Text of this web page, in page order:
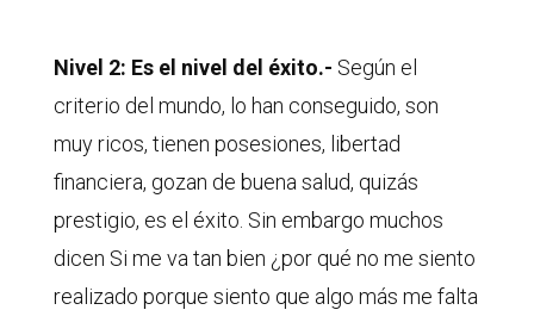
Nivel 2: Es el nivel del éxito.- Según el
criterio del mundo, lo han conseguido, son
muy ricos, tienen posesiones, libertad
financiera, gozan de buena salud, quizás
prestigio, es el éxito. Sin embargo muchos
dicen Si me va tan bien ¿por qué no me siento
realizado porque siento que algo más me falta